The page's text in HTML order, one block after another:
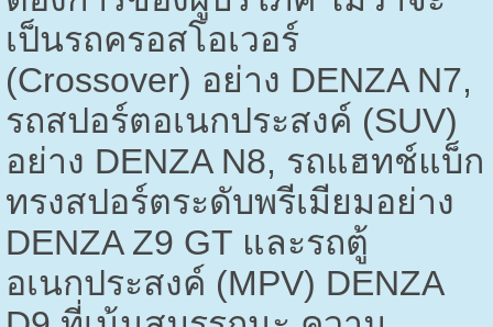
เป็นรถครอสโอเวอร์
(Crossover) อย่าง DENZA N7,
รถสปอร์ตอเนกประสงค์ (SUV)
อย่าง DENZA N8, รถแฮทช์แบ็ก
ทรงสปอร์ตระดับพรีเมียมอย่าง
DENZA Z9 GT และรถตู้
อเนกประสงค์ (MPV) DENZA